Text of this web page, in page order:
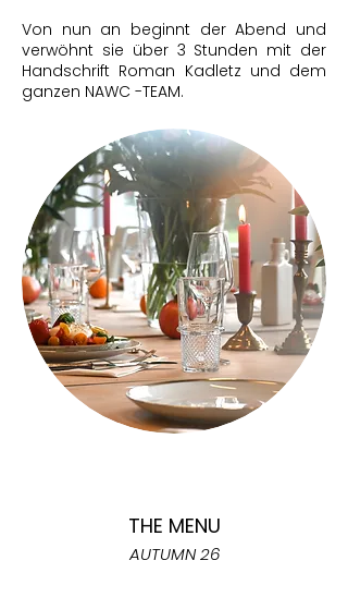
Von nun an beginnt der Abend und
verwöhnt sie über 3 Stunden mit der
Handschrift Roman Kadletz und dem
ganzen NAWC -TEAM.
THE MENU
AUTUMN 26